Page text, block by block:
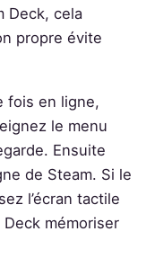
Deck, cela
propre évite
fois en ligne,
le menu
Ensuite
de Steam. Si le
l’écran tactile
mémoriser